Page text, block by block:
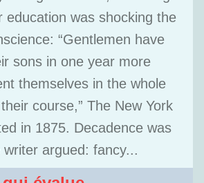
education was shocking the
“Gentlemen have
sons in one year more
themselves in the whole
course,” The New York
in 1875. Decadence was
argued: fancy...